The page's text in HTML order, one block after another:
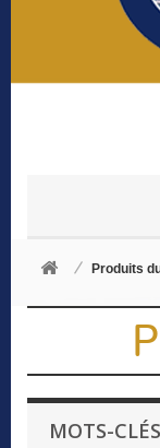
Produits
MOTS-CLÉS